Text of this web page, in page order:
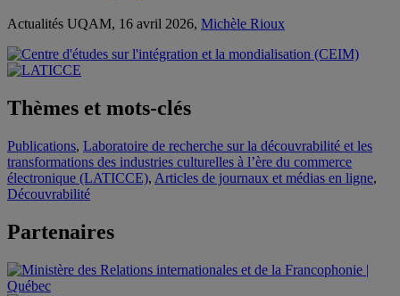
Actualités UQAM, 16 avril 2026, Michèle Rioux
Thèmes et mots-clés
Publications, Laboratoire de recherche sur la découvrabilité et les
transformations des industries culturelles à l’ère du commerce
électronique (LATICCE), Articles de journaux et médias en ligne,
Découvrabilité
Partenaires